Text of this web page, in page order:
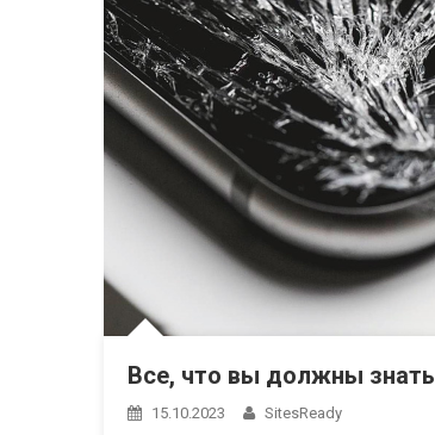
Все, что вы должны
15.10.2023 SitesReady